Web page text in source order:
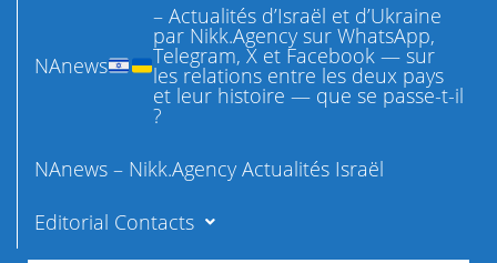
NAnews
– Actualités d’Israël et d’Ukraine
par Nikk.Agency sur WhatsApp,
Telegram, X et Facebook — sur
les relations entre les deux pays
et leur histoire — que se passe-t-il
?
NAnews – Nikk.Agency Actualités Israël
Editorial Contacts